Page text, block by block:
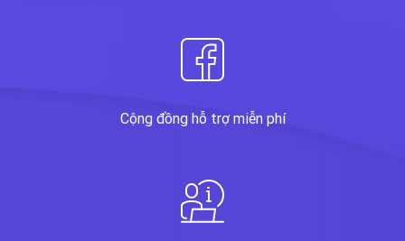
Cộng đồng hỗ trợ miễn phí